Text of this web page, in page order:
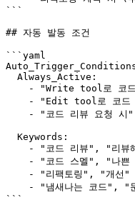
```
## 자동 발동 조건
```yaml
  Always_Active:
- "Write tool로 코
- "Edit tool로 코드
    - "코드 리뷰 요청 시"
  Keywords:
- "코드 리뷰", "리뷰
- "코드 스멜", "나쁜
    - "리팩토링", "개선"
- "냄새나는 코드", "
```